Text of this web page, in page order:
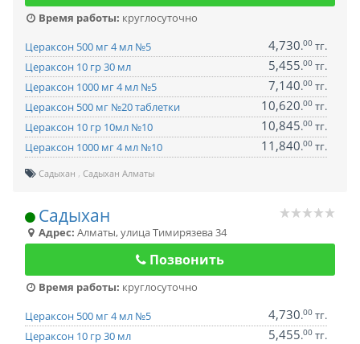
Время работы: круглосуточно
Цераксон 500 мг 4 мл №5
4,730.00 тг.
Цераксон 10 гр 30 мл
5,455.00 тг.
Цераксон 1000 мг 4 мл №5
7,140.00 тг.
Цераксон 500 мг №20 таблетки
10,620.00 тг.
Цераксон 10 гр 10мл №10
10,845.00 тг.
Цераксон 1000 мг 4 мл №10
11,840.00 тг.
Садыхан Садыхан Алматы
Садыхан
Адрес: Алматы,улица Тимирязева 34
Позвонить
Время работы: круглосуточно
Цераксон 500 мг 4 мл №5
4,730.00 тг.
Цераксон 10 гр 30 мл
5,455.00 тг.